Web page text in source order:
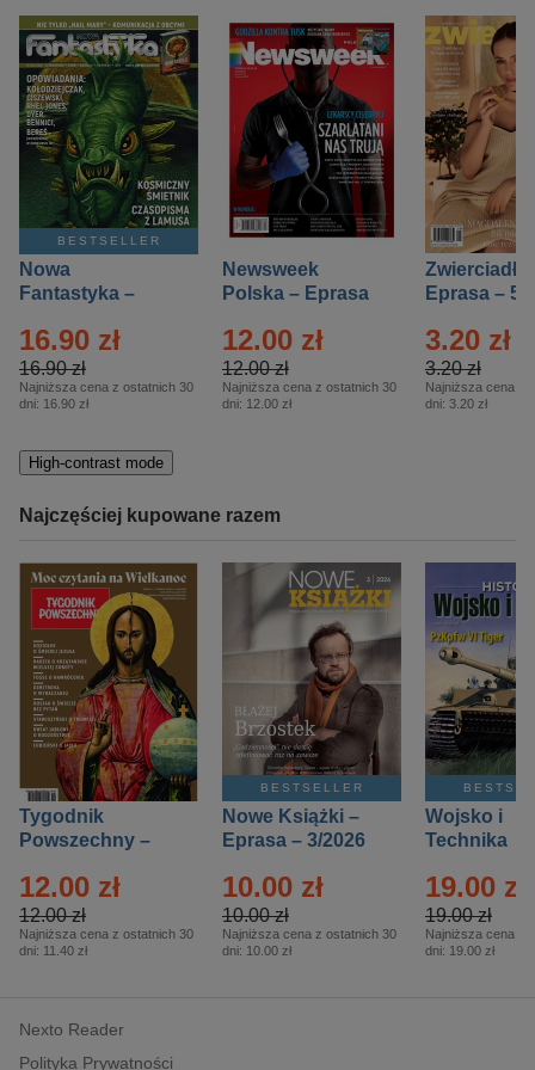
BESTSELLER
Nowa
Fantastyka –
16.90 zł
16.90 zł
Najniższa cena z ostatnich 30
dni: 16.90 zł
Newsweek
Polska – Eprasa
12.00 zł
12.00 zł
Najniższa cena z ostatnich 30
dni: 12.00 zł
Zwierciadło
Eprasa – 5/
3.20 zł
3.20 zł
Najniższa cena z
dni: 3.20 zł
High-contrast mode
Najczęściej kupowane razem
Tygodnik
Powszechny –
12.00 zł
12.00 zł
Najniższa cena z ostatnich 30
dni: 11.40 zł
BESTSELLER
Nowe Książki –
Eprasa – 3/2026
10.00 zł
10.00 zł
Najniższa cena z ostatnich 30
dni: 10.00 zł
Wojsko i
Technika
– 2/2026
19.00 zł
19.00 zł
Najniższa cena z
dni: 19.00 zł
Nexto Reader
Polityka Prywatności